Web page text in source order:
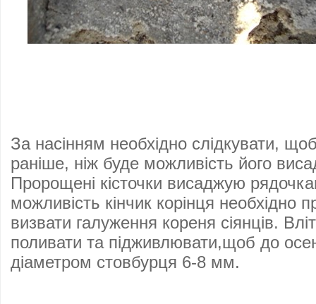
За насінням необхідно слідкувати,
раніше, ніж буде можливість його
Пророщені кісточки висаджую
можливість кінчик корінця
визвати галуження кореня сіянців.
поливати та підживлювати,щоб до
діаметром стовбурця 6-8 мм.